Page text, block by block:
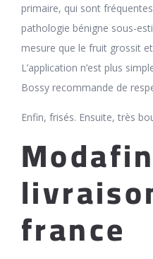
primaire, qui sont
pathologie bénigne sous-
mesure que le fruit grossit
L’application n’est plus
Bossy recommande de
Enfin, frisés. Ensuite, très
france